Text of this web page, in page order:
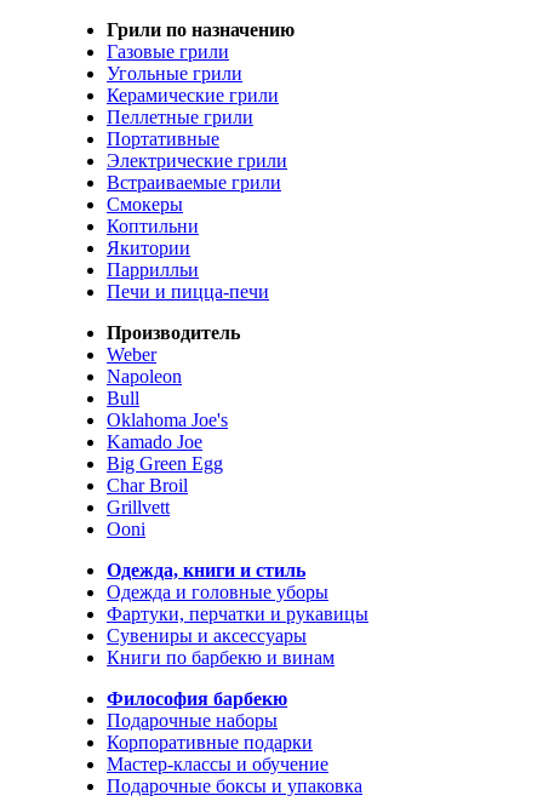
Грили по назначению
Газовые грили
Угольные грили
Керамические грили
Пеллетные грили
Портативные
Электрические грили
Встраиваемые грили
Смокеры
Коптильни
Якитории
Паррилльи
Печи и пицца-печи
Производитель
Weber
Napoleon
Bull
Oklahoma Joe's
Kamado Joe
Big Green Egg
Char Broil
Grillvett
Ooni
Одежда, книги и стиль
Одежда и головные уборы
Фартуки, перчатки и рукавицы
Сувениры и аксессуары
Книги по барбекю и винам
Философия барбекю
Подарочные наборы
Корпоративные подарки
Мастер-классы и обучение
Подарочные боксы и упаковка